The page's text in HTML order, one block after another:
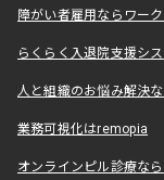
障がい者雇用ならワー
らくらく入退院支援シ
人と組織のお悩み解決な
業務可視化はremopia
オンラインピル診療な